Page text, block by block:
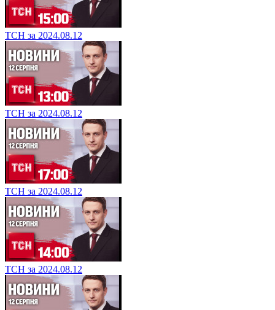
ТСН за 2024.08.12
ТСН за 2024.08.12
ТСН за 2024.08.12
ТСН за 2024.08.12